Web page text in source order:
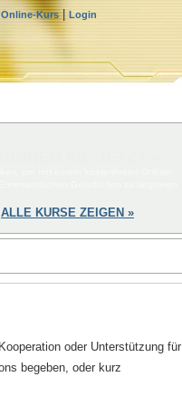
Kurs | Login
ALLE KURSE ZEIGEN »
oder Unterstützung für
begeben, oder kurz